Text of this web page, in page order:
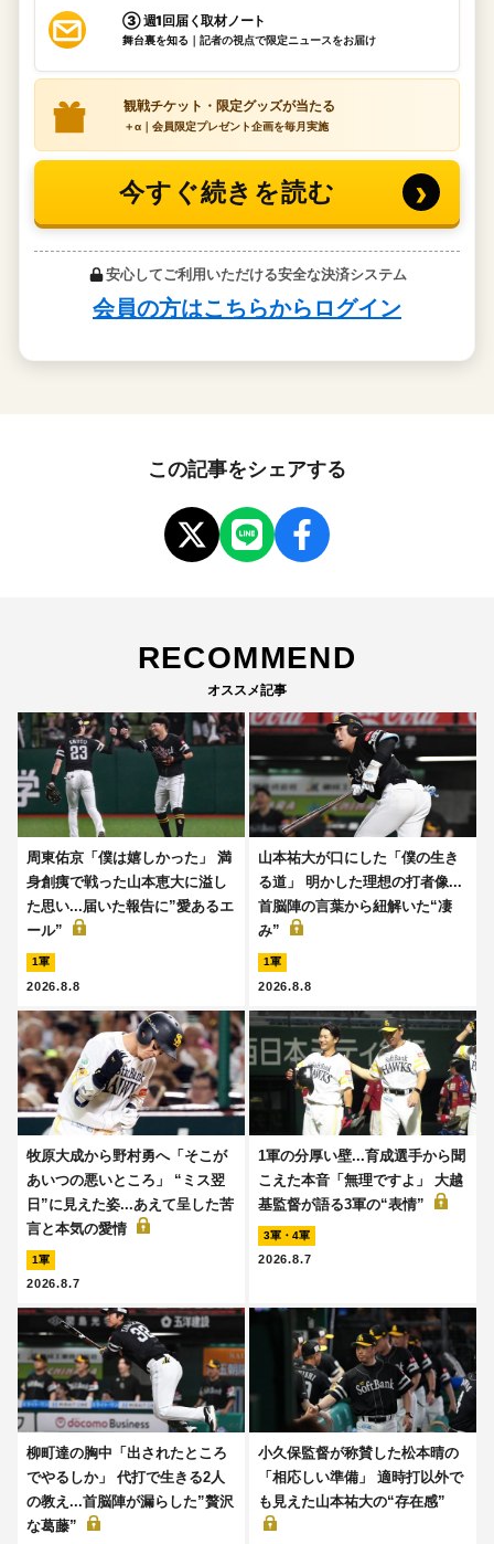
この記事をシェアする
RECOMMEND
オススメ記事
周東佑京「僕は嬉しかった」 満
身創痍で戦った山本恵大に溢し
た思い...届いた報告に”愛あるエ
ール”
1軍
2026.8.8
山本祐大が口にした「僕の生き
る道」 明かした理想の打者像...
首脳陣の言葉から紐解いた“凄
み”
1軍
2026.8.8
牧原大成から野村勇へ「そこが
あいつの悪いところ」 “ミス翌
日”に見えた姿...あえて呈した苦
言と本気の愛情
1軍
2026.8.7
1軍の分厚い壁...育成選手から聞
こえた本音「無理ですよ」 大越
基監督が語る3軍の“表情”
3軍・4軍
2026.8.7
柳町達の胸中「出されたところ
でやるしか」 代打で生きる2人
の教え...首脳陣が漏らした”贅沢
な葛藤”
小久保監督が称賛した松本晴の
「相応しい準備」 適時打以外で
も見えた山本祐大の“存在感”